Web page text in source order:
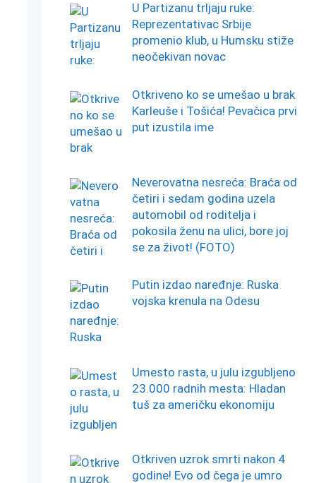
U Partizanu trljaju ruke:
Reprezentativac Srbije
promenio klub, u Humsku stiže
neočekivan novac
Otkriveno ko se umešao u brak
Karleuše i Tošića! Pevačica prvi
put izustila ime
Neverovatna nesreća: Braća od
četiri i sedam godina uzela
automobil od roditelja i
pokosila ženu na ulici, bore joj
se za život! (FOTO)
Putin izdao naređnje: Ruska
vojska krenula na Odesu
Umesto rasta, u julu izgubljeno
23.000 radnih mesta: Hladan
tuš za američku ekonomiju
Otkriven uzrok smrti nakon 4
godine! Evo od čega je umro